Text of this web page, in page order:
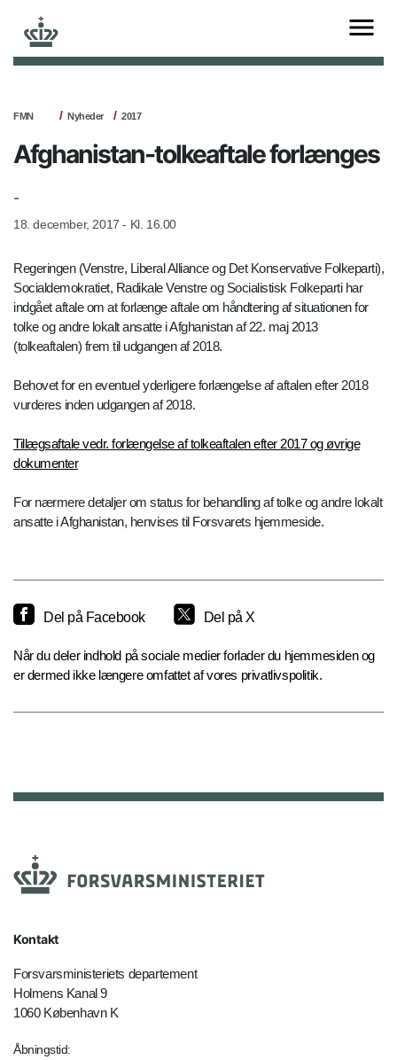
FMN Nyheder 2017
Afghanistan-tolkeaftale forlænges
-
18. december, 2017 - Kl. 16.00
Regeringen (Venstre, Liberal Alliance og Det Konservative Folkeparti),
Socialdemokratiet, Radikale Venstre og Socialistisk Folkeparti har
indgået aftale om at forlænge aftale om håndtering af situationen for
tolke og andre lokalt ansatte i Afghanistan af 22. maj 2013
(tolkeaftalen) frem til udgangen af 2018.
Behovet for en eventuel yderligere forlængelse af aftalen efter 2018
vurderes inden udgangen af 2018.
Tillægsaftale vedr. forlængelse af tolkeaftalen efter 2017 og øvrige
dokumenter
For nærmere detaljer om status for behandling af tolke og andre lokalt
ansatte i Afghanistan, henvises til Forsvarets hjemmeside.
Del på Facebook Del på X
Når du deler indhold på sociale medier forlader du hjemmesiden og
er dermed ikke længere omfattet af vores privatlivspolitik.
Kontakt
Forsvarsministeriets departement
Holmens Kanal 9
1060 København K
Åbningstid: